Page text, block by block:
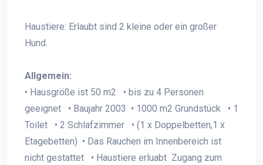
Haustiere: Erlaubt sind 2 kleine oder ein großer
Hund.
Allgemein:
• Hausgröße ist 50 m2 • bis zu 4 Personen
geeignet • Baujahr 2003 • 1000 m2 Grundstück • 1
Toilet • 2 Schlafzimmer • (1 x Doppelbetten,1 x
Etagebetten) • Das Rauchen im Innenbereich ist
nicht gestattet • Haustiere erluabt Zugang zum